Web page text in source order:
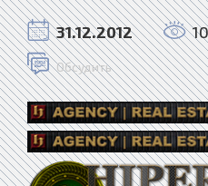
31.12.2012
Обсудить